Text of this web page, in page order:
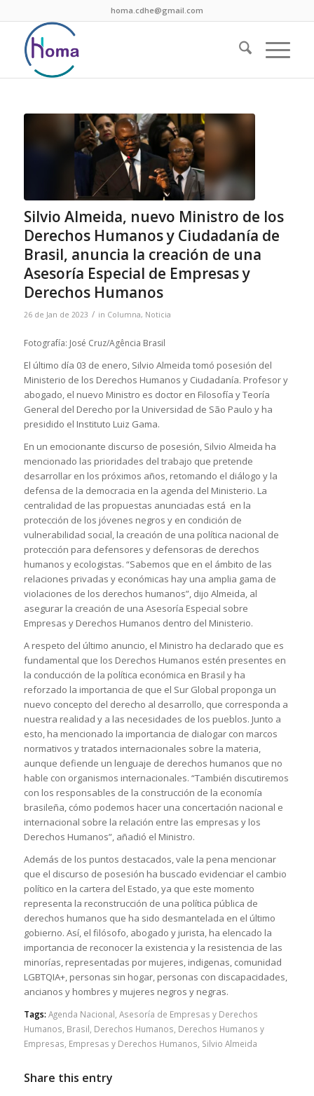
homa.cdhe@gmail.com
Silvio Almeida, nuevo Ministro de los
Derechos Humanos y Ciudadanía de
Brasil, anuncia la creación de una
Asesoría Especial de Empresas y
Derechos Humanos
26 de Jan de 2023 / in Columna, Noticia
Fotografía: José Cruz/Agência Brasil
El último día 03 de enero, Silvio Almeida tomó posesión del
Ministerio de los Derechos Humanos y Ciudadanía. Profesor y
abogado, el nuevo Ministro es doctor en Filosofía y Teoría
General del Derecho por la Universidad de São Paulo y ha
presidido el Instituto Luiz Gama.
En un emocionante discurso de posesión, Silvio Almeida ha
mencionado las prioridades del trabajo que pretende
desarrollar en los próximos años, retomando el diálogo y la
defensa de la democracia en la agenda del Ministerio. La
centralidad de las propuestas anunciadas está en la
protección de los jóvenes negros y en condición de
vulnerabilidad social, la creación de una política nacional de
protección para defensores y defensoras de derechos
humanos y ecologistas. “Sabemos que en el ámbito de las
relaciones privadas y económicas hay una amplia gama de
violaciones de los derechos humanos”, dijo Almeida, al
asegurar la creación de una Asesoría Especial sobre
Empresas y Derechos Humanos dentro del Ministerio.
A respeto del último anuncio, el Ministro ha declarado que es
fundamental que los Derechos Humanos estén presentes en
la conducción de la política económica en Brasil y ha
reforzado la importancia de que el Sur Global proponga un
nuevo concepto del derecho al desarrollo, que corresponda a
nuestra realidad y a las necesidades de los pueblos. Junto a
esto, ha mencionado la importancia de dialogar con marcos
normativos y tratados internacionales sobre la materia,
aunque defiende un lenguaje de derechos humanos que no
hable con organismos internacionales. “También discutiremos
con los responsables de la construcción de la economía
brasileña, cómo podemos hacer una concertación nacional e
internacional sobre la relación entre las empresas y los
Derechos Humanos”, añadió el Ministro.
Además de los puntos destacados, vale la pena mencionar
que el discurso de posesión ha buscado evidenciar el cambio
político en la cartera del Estado, ya que este momento
representa la reconstrucción de una política pública de
derechos humanos que ha sido desmantelada en el último
gobierno. Así, el filósofo, abogado y jurista, ha elencado la
importancia de reconocer la existencia y la resistencia de las
minorías, representadas por mujeres, indigenas, comunidad
LGBTQIA+, personas sin hogar, personas con discapacidades,
ancianos y hombres y mujeres negros y negras.
Tags: Agenda Nacional, Asesoría de Empresas y Derechos
Humanos, Brasil, Derechos Humanos, Derechos Humanos y
Empresas, Empresas y Derechos Humanos, Silvio Almeida
Share this entry